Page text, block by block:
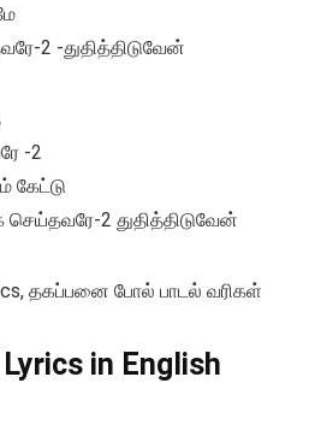
2 -துதித்திடுவேன்
-2
செய்தவரே-2 துதித்திடுவேன்
தகப்பனை போல் பாடல் வரிகள்
in English